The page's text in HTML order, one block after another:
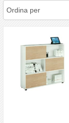
Ordina per